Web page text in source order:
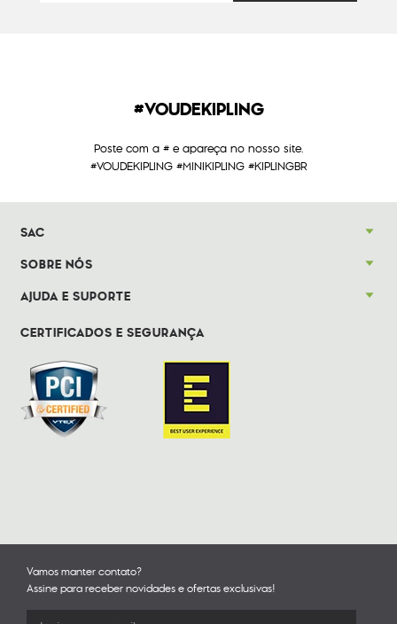
#VOUDEKIPLING
Poste com a # e apareça no nosso site.
#VOUDEKIPLING #MINIKIPLING #KIPLINGBR
SAC
SOBRE NÓS
AJUDA E SUPORTE
CERTIFICADOS E SEGURANÇA
Vamos manter contato?
Assine para receber novidades e ofertas exclusivas!